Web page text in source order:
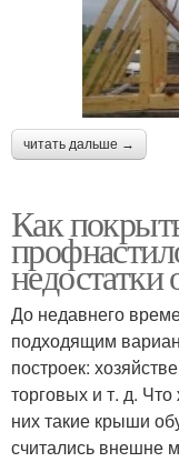
читать дальше →
Как
До недавнего
подходящим
построек:
торговых и т. д.
них такие крыши
считались внешне